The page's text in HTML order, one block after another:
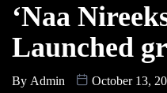
‘Naa
Launched
By Admin October 13,